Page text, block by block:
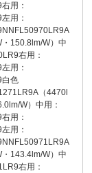
用：
用：
・150.8lm/W）中
右用：
用：
白色
（4470l
W）中用：
用：
用：
・143.4lm/W）中
右用：